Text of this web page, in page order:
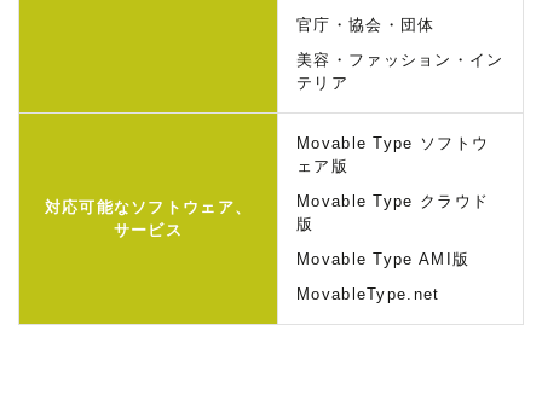
官庁・協会・団体
美容・ファッション・イン
テリア
対応可能なソフトウェア、
サービス
Movable Type ソフトウ
ェア版
Movable Type クラウド
版
Movable Type AMI版
MovableType.net